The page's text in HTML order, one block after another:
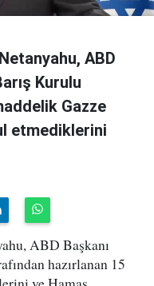
ABD
Kurulu
Gazze
etmediklerini
ABD Başkanı
hazırlanan 15